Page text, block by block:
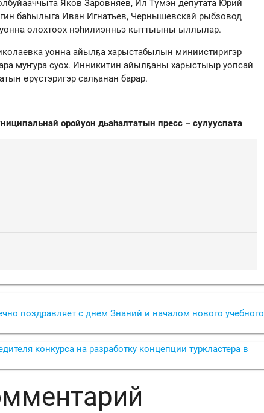
Яков Заровняев, Ил Түмэн депутата Юрий
баһылыга Иван Игнатьев, Чернышевскай рыбзовод
олохтоох нэһилиэнньэ кыттыыны ыллылар.
уонна айылҕа харыстабылын миниистиригэр
муҥура суох. Инникитин айылҕаны харыстыыр уопсай
өрүстэригэр салҕанан барар.
оройуон дьаһалтатын пресс – сулууспата
поздравляет с днем Знаний и началом нового учебного
конкурса на разработку концепции туркластера в